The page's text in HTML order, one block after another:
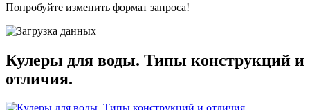
Попробуйте изменить формат запроса!
Кулеры для воды. Типы конструкций и
отличия.